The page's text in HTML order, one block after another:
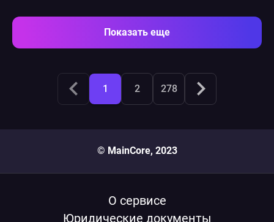
Показать еще
keyboard_arrow_left 1 2 278 keyboard_arrow_right
© MainCore, 2023
О сервисе
Юридические документы